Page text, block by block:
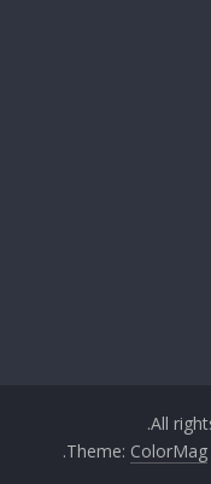
Theme: ColorMag
.